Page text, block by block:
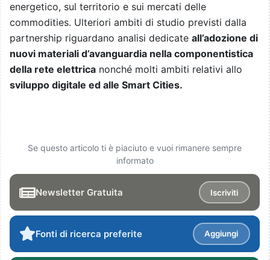
energetico, sul territorio e sui mercati delle
commodities. Ulteriori ambiti di studio previsti dalla
partnership riguardano analisi dedicate all’adozione di
nuovi materiali d’avanguardia nella componentistica
della rete elettrica nonché molti ambiti relativi allo
sviluppo digitale ed alle Smart Cities.
Se questo articolo ti è piaciuto e vuoi rimanere sempre
informato
Newsletter Gratuita Iscriviti
Fonti di ricerca preferite Aggiungi